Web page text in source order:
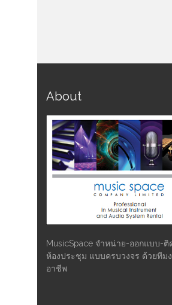
About
MusicSpace จำหน่าย-ออกแบบ-ติ
ห้องประชุม แบบครบวงจร ด้วยทีม
อาชีพ